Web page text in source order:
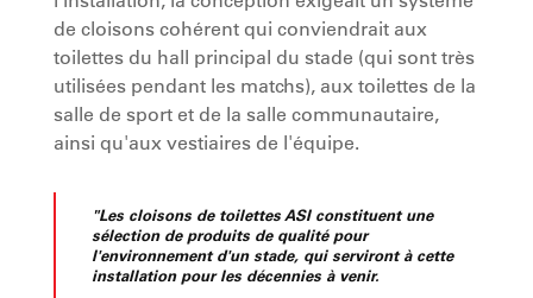
de cloisons cohérent qui conviendrait aux
toilettes du hall principal du stade (qui sont très
utilisées pendant les matchs), aux toilettes de la
salle de sport et de la salle communautaire,
ainsi qu'aux vestiaires de l'équipe.
"Les cloisons de toilettes ASI constituent une
sélection de produits de qualité pour
l'environnement d'un stade, qui serviront à cette
installation pour les décennies à venir.